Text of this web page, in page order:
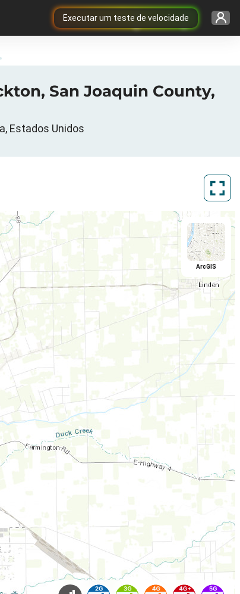
Executar um teste de velocidade
San Joaquin County,
Estados Unidos
ArcGIS